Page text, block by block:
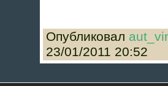
Опубликовал
23/01/2011 20:52